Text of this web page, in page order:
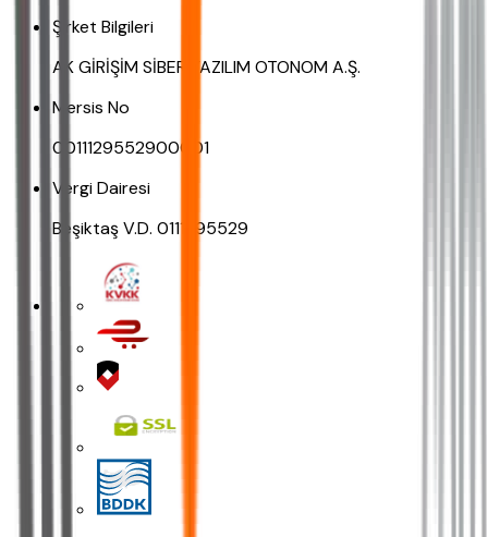
Şirket Bilgileri
AK GİRİŞİM SİBER YAZILIM OTONOM A.Ş.
Mersis No
0011129552900001
Vergi Dairesi
Beşiktaş V.D. 0111295529